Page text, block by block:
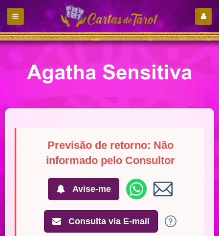
Agatha Sensitiva
Previsão de retorno: Não
informado pelo Consultor
Avise-me
Consulta via E-mail